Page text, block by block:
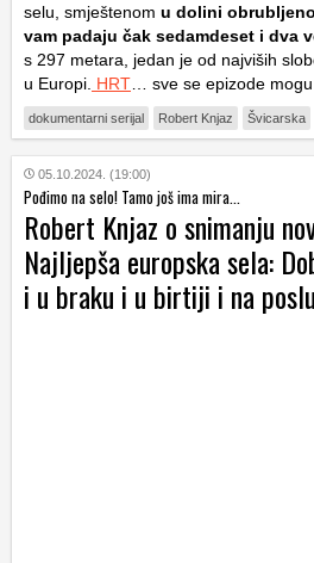
selu, smještenom u dolini
vam padaju čak sedamdeset i dva
s 297 metara, jedan je od najviših
u Europi. HRT … sve se epizode
dokumentarni serijal Robert Knjaz Švicarska
05.10.2024. (19:00)
Pođimo na selo! Tamo još ima mira...
Robert Knjaz o snimanju
Najljepša europska sela:
i u braku i u birtiji i na poslu